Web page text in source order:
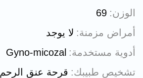
الوزن 69
أمراض مزمنة لا يوجد
أدوية مستخدمة
Gyno-micozal
تشخيص طبيبك
قرحة عنق الرحم